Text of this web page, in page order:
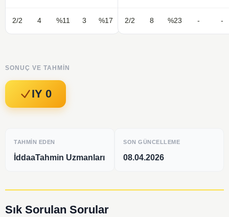
2/2 4 %11 3 %17 2/2 8 %23 - -
SONUÇ VE TAHMIN
IY 0
TAHMIN EDEN
İddaaTahmin Uzmanları
SON GÜNCELLEME
08.04.2026
Sık Sorulan Sorular